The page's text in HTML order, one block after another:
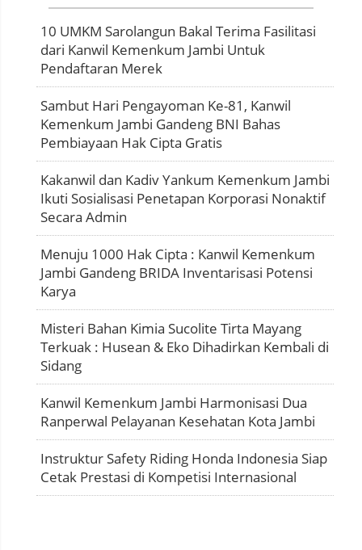
10 UMKM Sarolangun Bakal Terima Fasilitasi
dari Kanwil Kemenkum Jambi Untuk
Pendaftaran Merek
Sambut Hari Pengayoman Ke-81, Kanwil
Kemenkum Jambi Gandeng BNI Bahas
Pembiayaan Hak Cipta Gratis
Kakanwil dan Kadiv Yankum Kemenkum Jambi
Ikuti Sosialisasi Penetapan Korporasi Nonaktif
Secara Admin
Menuju 1000 Hak Cipta : Kanwil Kemenkum
Jambi Gandeng BRIDA Inventarisasi Potensi
Karya
Misteri Bahan Kimia Sucolite Tirta Mayang
Terkuak : Husean & Eko Dihadirkan Kembali di
Sidang
Kanwil Kemenkum Jambi Harmonisasi Dua
Ranperwal Pelayanan Kesehatan Kota Jambi
Instruktur Safety Riding Honda Indonesia Siap
Cetak Prestasi di Kompetisi Internasional